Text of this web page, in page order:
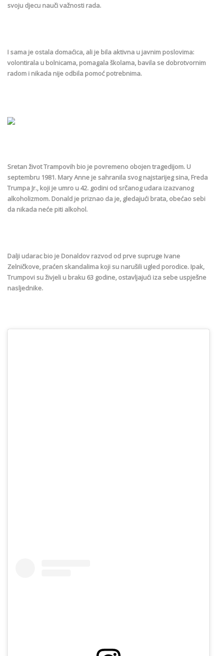
svoju djecu nauči važnosti rada.
I sama je ostala domaćica, ali je bila aktivna u javnim poslovima:
volontirala u bolnicama, pomagala školama, bavila se dobrotvornim
radom i nikada nije odbila pomoć potrebnima.
Sretan život Trampovih bio je povremeno obojen tragedijom. U
septembru 1981. Mary Anne je sahranila svog najstarijeg sina, Freda
Trumpa Jr., koji je umro u 42. godini od srčanog udara izazvanog
alkoholizmom. Donald je priznao da je, gledajući brata, obećao sebi
da nikada neće piti alkohol.
Dalji udarac bio je Donaldov razvod od prve supruge Ivane
Zelničkove, praćen skandalima koji su narušili ugled porodice. Ipak,
Trumpovi su živjeli u braku 63 godine, ostavljajući iza sebe uspješne
nasljednike.